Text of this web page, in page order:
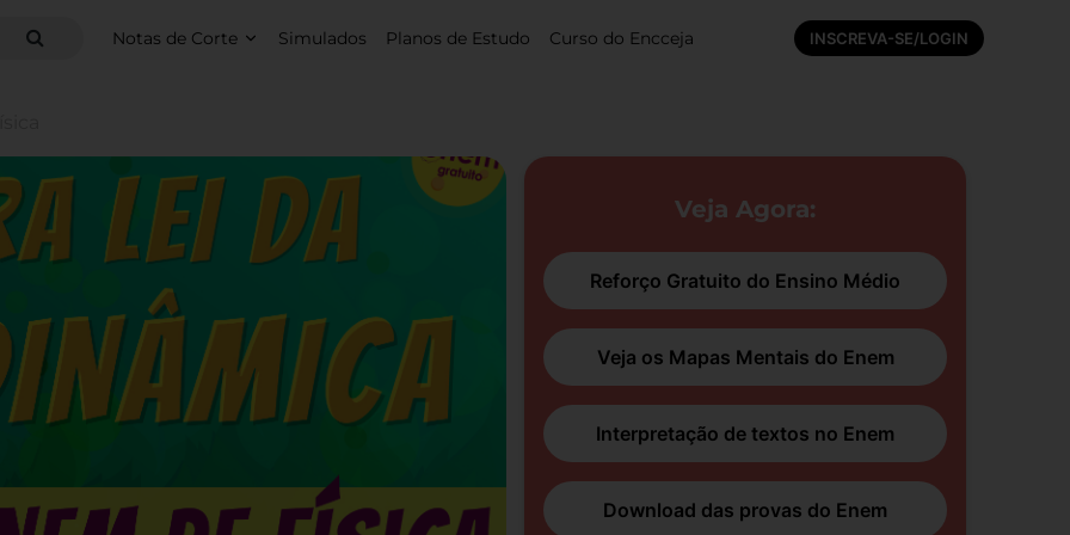
Notas de Corte Simulados Planos de Estudo Curso do Encceja INSCREVA-SE/LOGIN
Veja Agora:
Reforço Gratuito do Ensino Médio
Veja os Mapas Mentais do Enem
Interpretação de textos no Enem
Download das provas do Enem